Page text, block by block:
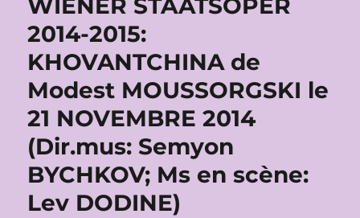
WIENER STAATSOPER
2014-2015:
KHOVANTCHINA de
Modest MOUSSORGSKI le
21 NOVEMBRE 2014
(Dir.mus: Semyon
BYCHKOV; Ms en scène:
Lev DODINE)